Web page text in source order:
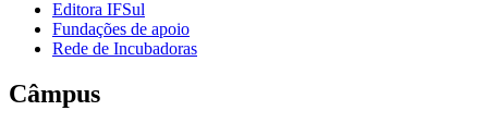
Editora IFSul
Fundações de apoio
Rede de Incubadoras
Câmpus